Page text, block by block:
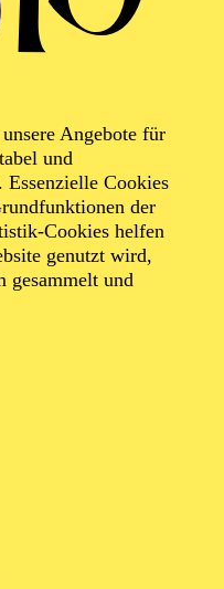
Angebote für
und
Essenzielle Cookies
der
Cookies helfen
genutzt wird,
gesammelt und
dem Gesang
wo sie sich mit
Fricka („Die
Maddalena